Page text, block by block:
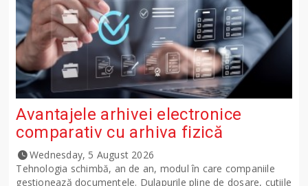
Avantajele arhivei electronice
comparativ cu arhiva fizică
Wednesday, 5 August 2026
Tehnologia schimbă, an de an, modul în care companiile
gestionează documentele. Dulapurile pline de dosare, cutiile